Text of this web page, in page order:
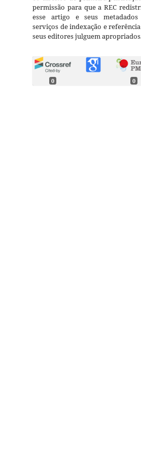
permissão para que a REC
esse artigo e seus metadados
serviços de indexação e
seus editores julguem
0 0